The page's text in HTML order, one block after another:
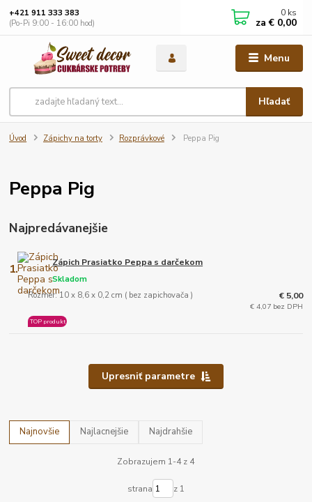
Menu
Hľadať
+421 911 333 383
(Po-Pi 9:00 - 16:00 hod)
0 ks
za € 0,00
Úvod Zápichy na torty Rozprávkové Peppa Pig
Peppa Pig
Najpredávanejšie
1. Zápich Prasiatko Peppa s darčekom
Rozmer: 10 x 8,6 x 0,2 cm ( bez zapichovača )
Skladom
TOP produkt
€ 5,00
€ 4,07 bez DPH
Upresniť parametre
Najnovšie Najlacnejšie Najdrahšie
Zobrazujem 1-4 z 4
strana z 1